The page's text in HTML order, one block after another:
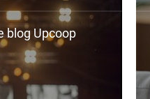
blog Upcoop